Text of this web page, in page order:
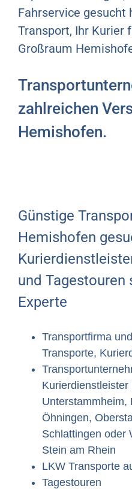
Fahrservice gesucht
Transport, Ihr Kurier
Großraum
zahlreichen
Hemishofen.
Günstige
Hemishofen
und Tagestouren
Experte
Transportfirma
Transporte,
Unterstammheim,
Öhningen,
Schlattingen oder
Stein am Rhein
LKW Transporte
Tagestouren